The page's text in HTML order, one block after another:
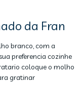
da Fran
branco, com a
preferencia cozinhe
coloque o molho
gratinar